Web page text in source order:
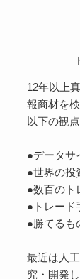
12年以上
報商材を
以下の観
●データサ
●世界の投
●数百のト
●トレード
●勝てるも
最近は人
究・開発